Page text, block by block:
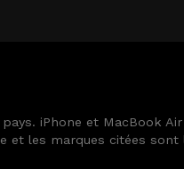
iPhone et MacBook
et les marques citées